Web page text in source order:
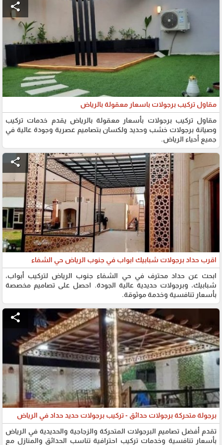
share
مقاول تركيب برجولات باسعار معقولة بالرياض
مقاول تركيب برجولات بأسعار معقولة بالرياض يقدم خدمات تركيب
وصيانة برجولات خشب وحديد ولكسان بتصاميم عصرية وجودة عالية في
جميع أحياء الرياض.
share
اقرب حداد برجولات شبابيك ابواب في جنوب الرياض حي الشفاء
ابحث عن حداد محترف في حي الشفاء جنوب الرياض لتركيب أبواب،
شبابيك، وبرجولات حديدية عالية الجودة. احصل على تصاميم مخصصة
بأسعار تنافسية وخدمة موثوقة.
share
برجولة متحركة برجولات حدائق - تركيب برجولات حديد حداد في الرياض
تقدم أفضل تصاميم البرجولات المتحركة والزجاجية والحديدية في الرياض
بأسعار تنافسية وخدمات تركيب احترافية تناسب الحدائق والمنازل مع